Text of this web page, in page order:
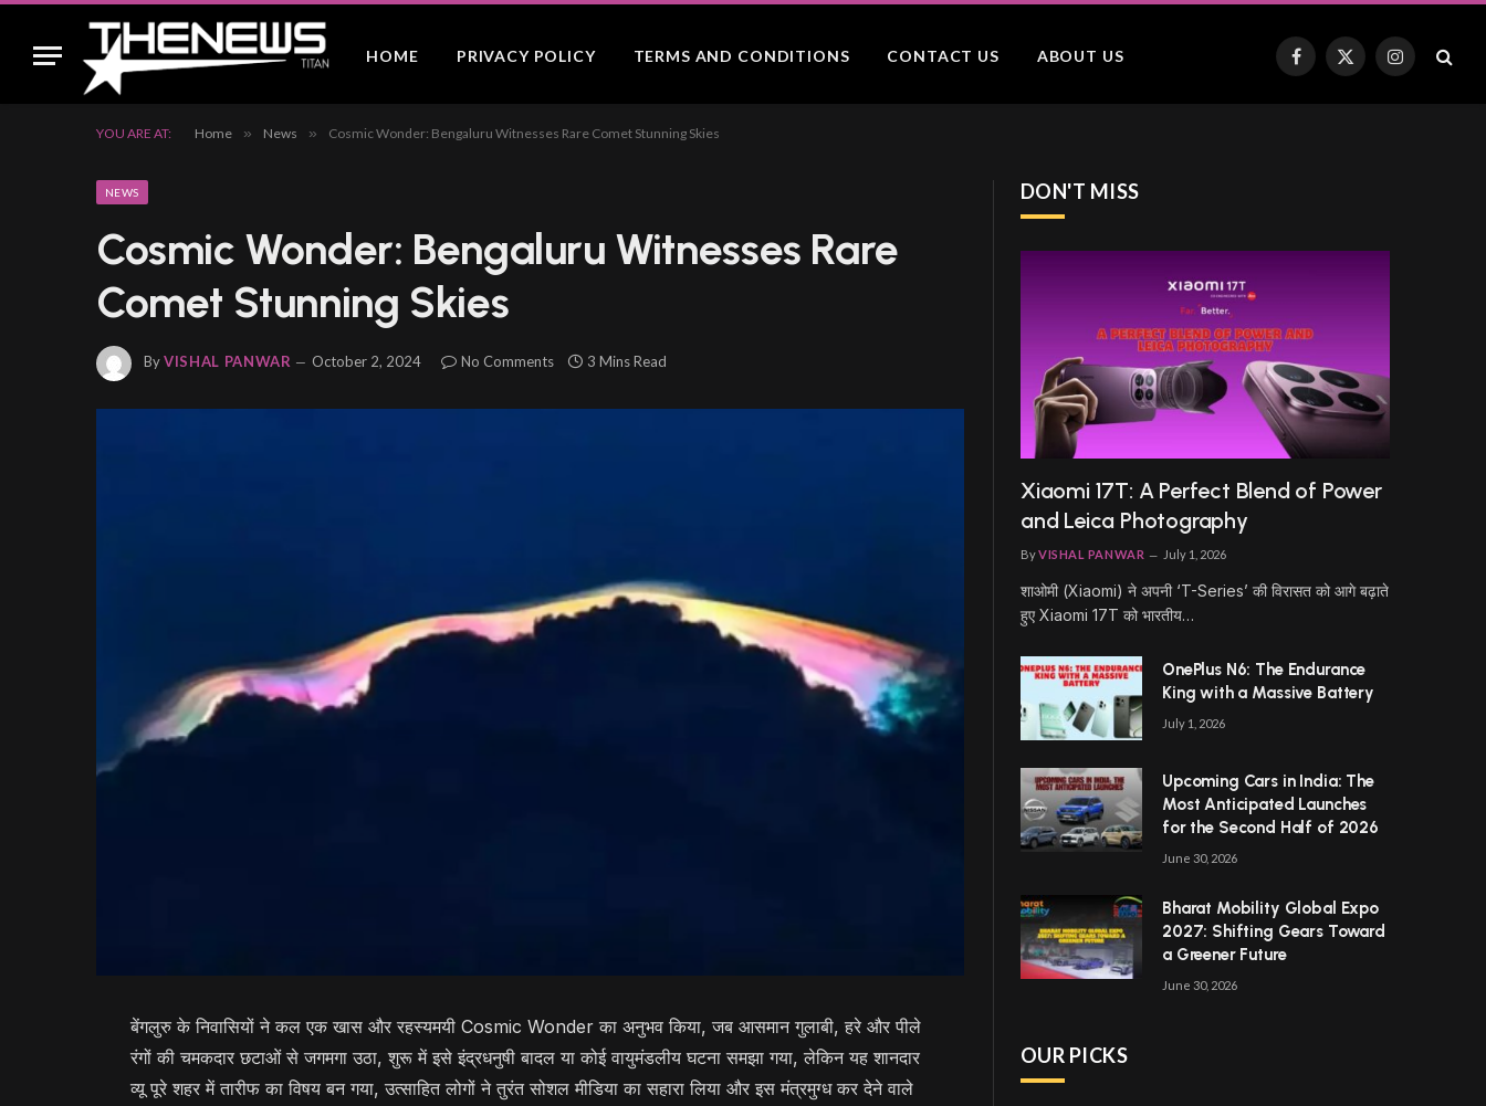
HOME PRIVACY POLICY TERMS AND CONDITIONS CONTACT US ABOUT US
Facebook
X
Instagram
YOU ARE AT: Home » News » Cosmic Wonder: Bengaluru Witnesses Rare Comet Stunning Skies
NEWS
Cosmic Wonder: Bengaluru Witnesses Rare
Comet Stunning Skies
ByVISHAL PANWAR October 2, 2024 No Comments 3 Mins Read
बेंगलुरु के निवासियों ने कल एक खास और रहस्यमयी Cosmic Wonder का अनुभव किया, जब आसमान गुलाबी, हरे और पीले
रंगों की चमकदार छटाओं से जगमगा उठा, शुरू में इसे इंद्रधनुषी बादल या कोई वायुमंडलीय घटना समझा गया, लेकिन यह शानदार
व्यू पूरे शहर में तारीफ का विषय बन गया, उत्साहित लोगों ने तुरंत सोशल मीडिया का सहारा लिया और इस मंत्रमुग्ध कर देने वाले
DON'T MISS
Xiaomi 17T: A Perfect Blend of Power
and Leica Photography
ByVISHAL PANWAR July 1, 2026
शाओमी (Xiaomi) ने अपनी ‘T-Series’ की विरासत को आगे बढ़ाते
हुए Xiaomi 17T को भारतीय…
OnePlus N6: The Endurance
King with a Massive Battery
July 1, 2026
Upcoming Cars in India: The
Most Anticipated Launches
for the Second Half of 2026
June 30, 2026
Bharat Mobility Global Expo
2027: Shifting Gears Toward
a Greener Future
June 30, 2026
OUR PICKS